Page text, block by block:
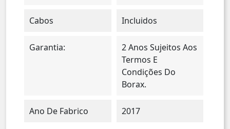
Cabos Incluidos
Garantia:
2 Anos Sujeitos Aos
Termos E
Condições Do
Borax.
Ano De Fabrico 2017